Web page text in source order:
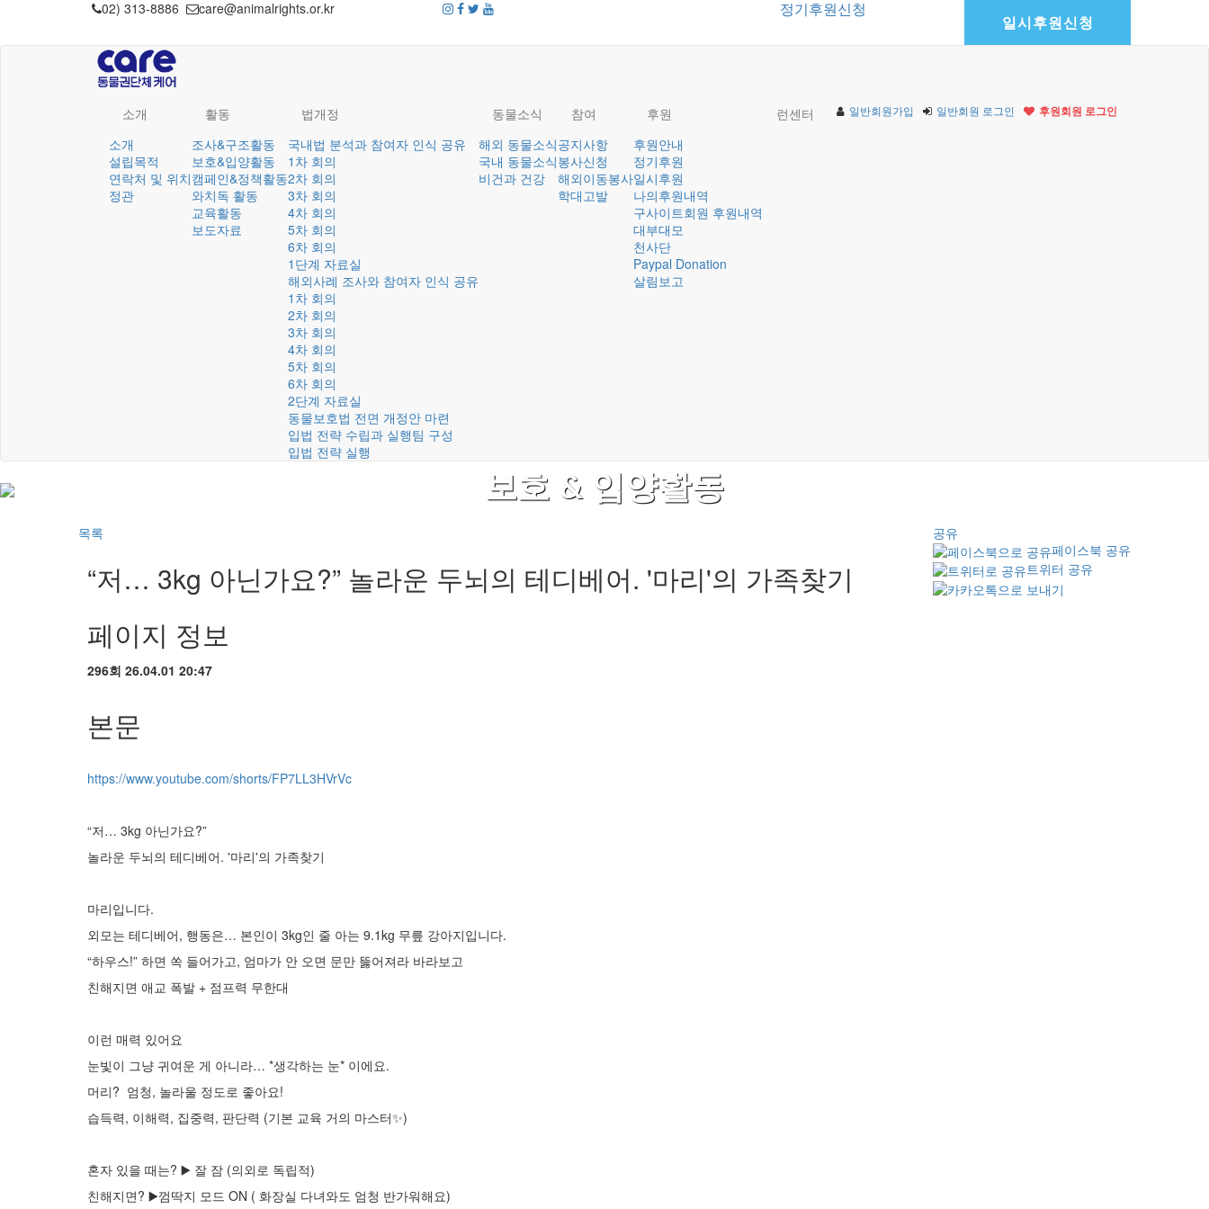
02) 313-8886 care@animalrights.or.kr 정기후원신청
일시후원신청
소개
소개
설립목적
연락처 및 위치
정관
활동
조사&구조활동
보호&입양활동
캠페인&정책활동
와치독 활동
교육활동
보도자료
법개정
국내법 분석과 참여자 인식 공유
1차 회의
2차 회의
3차 회의
4차 회의
5차 회의
6차 회의
1단계 자료실
해외사례 조사와 참여자 인식 공유
1차 회의
2차 회의
3차 회의
4차 회의
5차 회의
6차 회의
2단계 자료실
동물보호법 전면 개정안 마련
입법 전략 수립과 실행팀 구성
입법 전략 실행
동물소식
해외 동물소식
국내 동물소식
비건과 건강
참여
공지사항
봉사신청
해외이동봉사
학대고발
후원
후원안내
정기후원
일시후원
나의후원내역
구사이트회원 후원내역
대부대모
천사단
Paypal Donation
살림보고
런센터 일반회원가입 일반회원 로그인 후원회원 로그인
보호 & 입양활동
공유
페이스북 공유
트위터 공유
목록
“저… 3kg 아닌가요?” 놀라운 두뇌의 테디베어. '마리'의 가족찾기
페이지 정보
296회 26.04.01 20:47
본문
https://www.youtube.com/shorts/FP7LL3HVrVc
“저… 3kg 아닌가요?”
놀라운 두뇌의 테디베어. '마리'의 가족찾기
마리입니다.
외모는 테디베어, 행동은… 본인이 3kg인 줄 아는 9.1kg 무릎 강아지입니다.
“하우스!” 하면 쏙 들어가고, 엄마가 안 오면 문만 뚫어져라 바라보고
친해지면 애교 폭발 + 점프력 무한대
이런 매력 있어요
눈빛이 그냥 귀여운 게 아니라… *생각하는 눈* 이에요.
머리? 엄청, 놀라울 정도로 좋아요!
습득력, 이해력, 집중력, 판단력 (기본 교육 거의 마스터✨)
혼자 있을 때는? ▶️ 잘 잠 (의외로 독립적)
친해지면? ▶️껌딱지 모드 ON ( 화장실 다녀와도 엄청 반가워해요)